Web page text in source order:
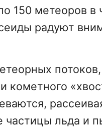
150 метеоров в
радуют
кометного
частицы льда и